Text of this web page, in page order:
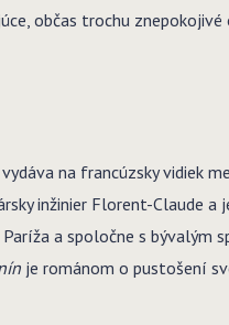
občas trochu znepokojivé
na francúzsky vidiek
inžinier Florent-Claude
a spoločne s
je románom o pustošení